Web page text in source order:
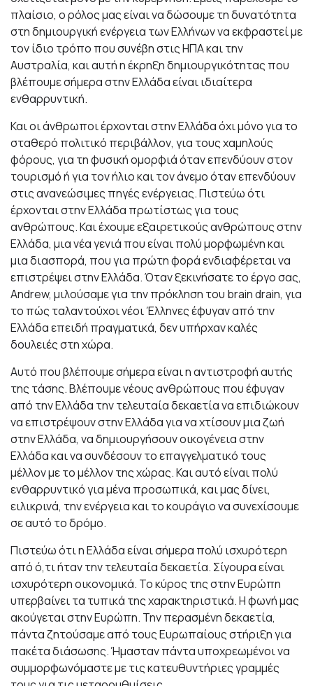
πλαίσιο, ο ρόλος μας είναι να δώσουμε τη δυνατότητα
στη δημιουργική ενέργεια των Ελλήνων να εκφραστεί με
τον ίδιο τρόπο που συνέβη στις ΗΠΑ και την
Αυστραλία, και αυτή η έκρηξη δημιουργικότητας που
βλέπουμε σήμερα στην Ελλάδα είναι ιδιαίτερα
ενθαρρυντική.
Και οι άνθρωποι έρχονται στην Ελλάδα όχι μόνο για το
σταθερό πολιτικό περιβάλλον, για τους χαμηλούς
φόρους, για τη φυσική ομορφιά όταν επενδύουν στον
τουρισμό ή για τον ήλιο και τον άνεμο όταν επενδύουν
στις ανανεώσιμες πηγές ενέργειας. Πιστεύω ότι
έρχονται στην Ελλάδα πρωτίστως για τους
ανθρώπους. Και έχουμε εξαιρετικούς ανθρώπους στην
Ελλάδα, μια νέα γενιά που είναι πολύ μορφωμένη και
μια διασπορά, που για πρώτη φορά ενδιαφέρεται να
επιστρέψει στην Ελλάδα. Όταν ξεκινήσατε το έργο σας,
Andrew, μιλούσαμε για την πρόκληση του brain drain, για
το πώς ταλαντούχοι νέοι Έλληνες έφυγαν από την
Ελλάδα επειδή πραγματικά, δεν υπήρχαν καλές
δουλειές στη χώρα.
Αυτό που βλέπουμε σήμερα είναι η αντιστροφή αυτής
της τάσης. Βλέπουμε νέους ανθρώπους που έφυγαν
από την Ελλάδα την τελευταία δεκαετία να επιδιώκουν
να επιστρέψουν στην Ελλάδα για να χτίσουν μια ζωή
στην Ελλάδα, να δημιουργήσουν οικογένεια στην
Ελλάδα και να συνδέσουν το επαγγελματικό τους
μέλλον με το μέλλον της χώρας. Και αυτό είναι πολύ
ενθαρρυντικό για μένα προσωπικά, και μας δίνει,
ειλικρινά, την ενέργεια και το κουράγιο να συνεχίσουμε
σε αυτό το δρόμο.
Πιστεύω ότι η Ελλάδα είναι σήμερα πολύ ισχυρότερη
από ό,τι ήταν την τελευταία δεκαετία. Σίγουρα είναι
ισχυρότερη οικονομικά. Το κύρος της στην Ευρώπη
υπερβαίνει τα τυπικά της χαρακτηριστικά. Η φωνή μας
ακούγεται στην Ευρώπη. Την περασμένη δεκαετία,
πάντα ζητούσαμε από τους Ευρωπαίους στήριξη για
πακέτα διάσωσης. Ήμασταν πάντα υποχρεωμένοι να
συμμορφωνόμαστε με τις κατευθυντήριες γραμμές